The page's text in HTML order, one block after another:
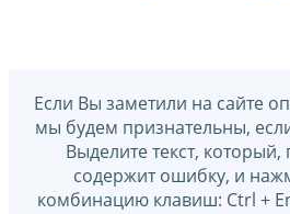
Если Вы заметили на сайте
мы будем признательны,
Выделите текст,
содержит ошибку, и
комбинацию клавиш: Ctrl +